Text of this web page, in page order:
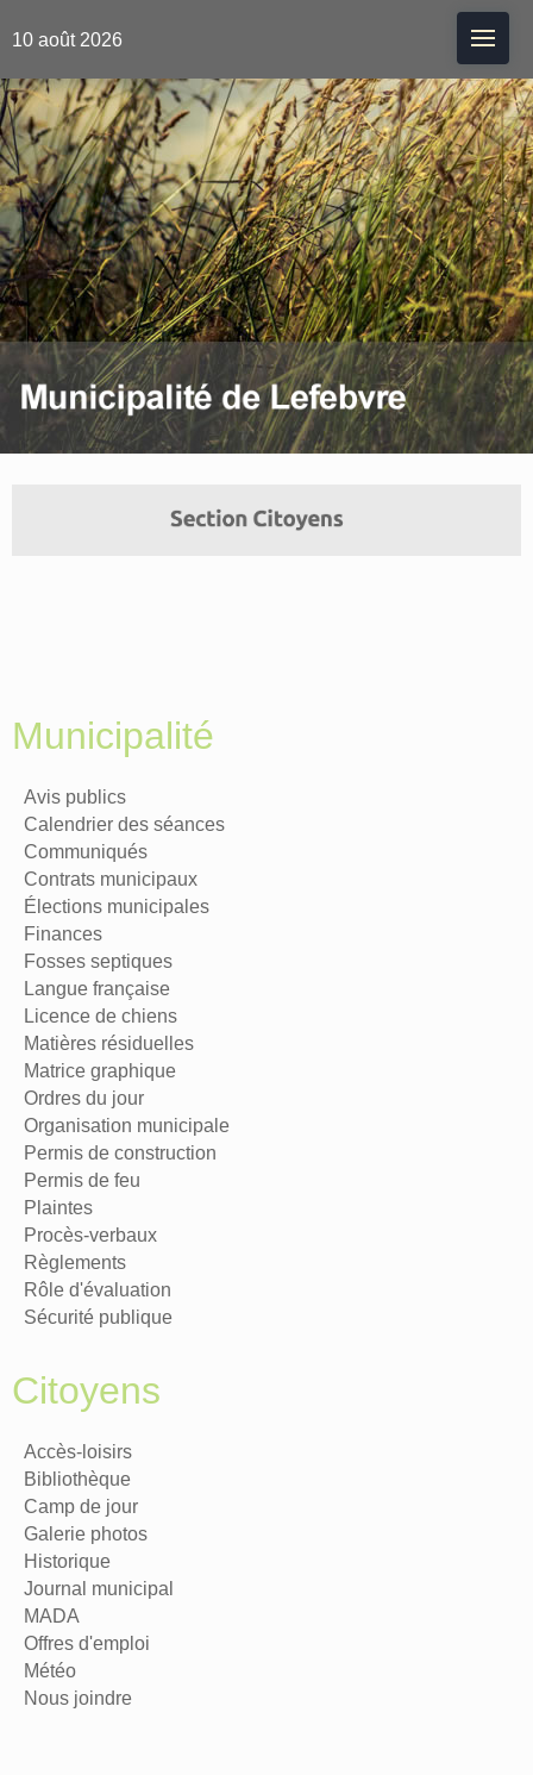
10 août 2026
Municipalité
Avis publics
Calendrier des séances
Communiqués
Contrats municipaux
Élections municipales
Finances
Fosses septiques
Langue française
Licence de chiens
Matières résiduelles
Matrice graphique
Ordres du jour
Organisation municipale
Permis de construction
Permis de feu
Plaintes
Procès-verbaux
Règlements
Rôle d'évaluation
Sécurité publique
Citoyens
Accès-loisirs
Bibliothèque
Camp de jour
Galerie photos
Historique
Journal municipal
MADA
Offres d'emploi
Météo
Nous joindre